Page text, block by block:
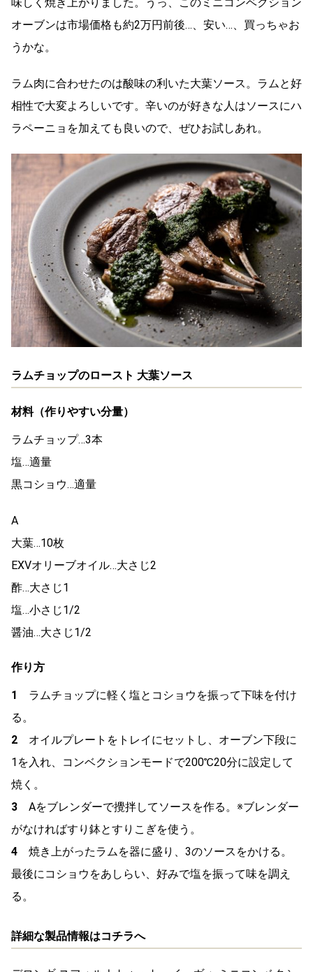
オーブンは市場価格も約2万円前後…、安い…、買っちゃお
うかな。
ラム肉に合わせたのは酸味の利いた大葉ソース。ラムと好
相性で大変よろしいです。辛いのが好きな人はソースにハ
ラペーニョを加えても良いので、ぜひお試しあれ。
ラムチョップのロースト 大葉ソース
材料（作りやすい分量）
ラムチョップ…3本
塩…適量
黒コショウ…適量
A
大葉…10枚
EXVオリーブオイル…大さじ2
酢…大さじ1
塩…小さじ1/2
醤油…大さじ1/2
作り方
1 ラムチョップに軽く塩とコショウを振って下味を付け
る。
2 オイルプレートをトレイにセットし、オーブン下段に
1を入れ、コンベクションモードで200℃20分に設定して
焼く。
3 Aをブレンダーで攪拌してソースを作る。※ブレンダー
がなければすり鉢とすりこぎを使う。
4 焼き上がったラムを器に盛り、3のソースをかける。
最後にコショウをあしらい、好みで塩を振って味を調え
る。
詳細な製品情報はコチラへ